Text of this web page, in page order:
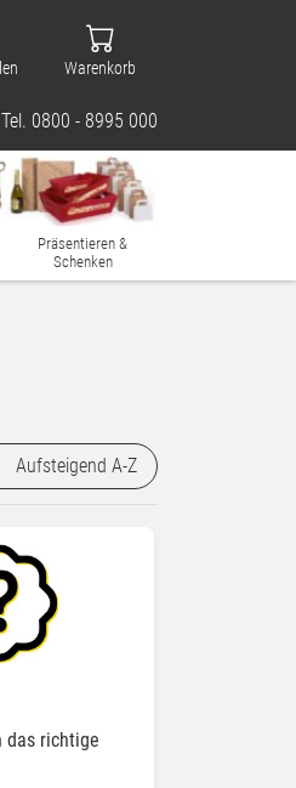
Warenkorb
0800 - 8995 000
Präsentieren &
Schenken
Aufsteigend A-Z
das richtige